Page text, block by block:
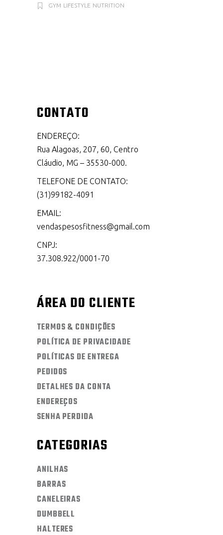
GYM LIFESTYLE NUTRITION
CONTATO
ENDEREÇO:
Rua Alagoas, 207, 60, Centro
Cláudio, MG – 35530-000.
TELEFONE DE CONTATO:
(31)99182-4091
EMAIL:
vendaspesosfitness@gmail.com
CNPJ:
37.308.922/0001-70
ÁREA DO CLIENTE
TERMOS & CONDIÇÕES
POLÍTICA DE PRIVACIDADE
POLÍTICAS DE ENTREGA
PEDIDOS
DETALHES DA CONTA
ENDEREÇOS
SENHA PERDIDA
CATEGORIAS
ANILHAS
BARRAS
CANELEIRAS
DUMBBELL
HALTERES